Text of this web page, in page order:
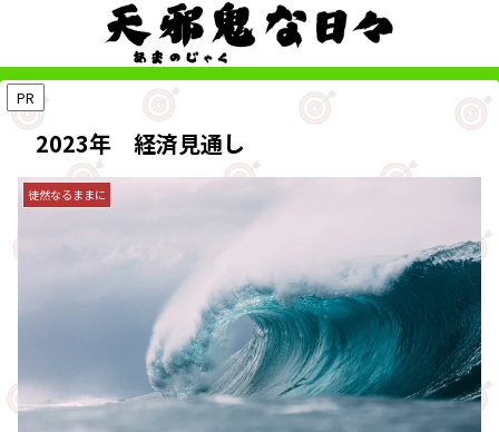
PR
2023年 経済見通し
徒然なるままに